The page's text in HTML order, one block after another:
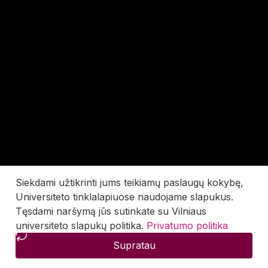
Siekdami užtikrinti jums teikiamų paslaugų kokybę,
Universiteto tinklalapiuose naudojame slapukus.
Tęsdami naršymą jūs sutinkate su Vilniaus
universiteto slapukų politika. Privatumo politika
Supratau